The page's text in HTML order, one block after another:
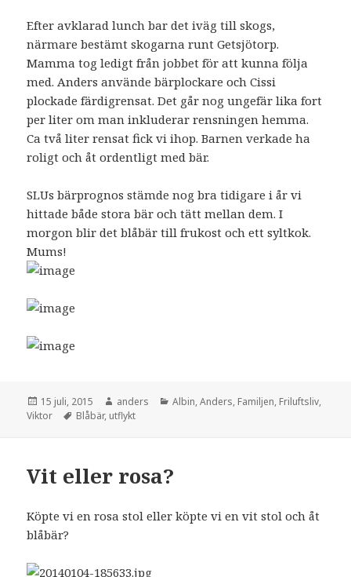
Efter avklarad lunch bar det iväg till skogs,
närmare bestämt skogarna runt Getsjötorp.
Mamma tog ledigt från jobbet för att kunna följa
med. Anders använde bärplockare och Cissi
plockade färdigrensat. Det går nog ungefär lika fort
per liter om man inkluderar rensningen hemma.
Ca två liter rensat fick vi ihop. Barnen verkade ha
roligt och åt ordentligt med bär.
SLUs bärprognos stämde nog bra tidigare i år vi
hittade både stora bär och tätt mellan dem. I
morgon blir det blåbär till frukost och ett syltkok.
Mums!
Postat
15 juli, 2015 Författare
anders Kategorier
Albin,Anders, Familjen, Friluftsliv,
Viktor
Etiketter
Blåbär, utflykt
Vit eller rosa?
Köpte vi en rosa stol eller köpte vi en vit stol och åt
blåbär?